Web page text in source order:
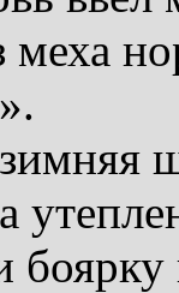
меха